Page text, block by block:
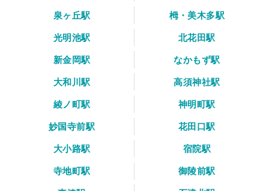
泉ヶ丘駅
栂・美木多駅
光明池駅
北花田駅
新金岡駅
なかもず駅
大和川駅
高須神社駅
綾ノ町駅
神明町駅
妙国寺前駅
花田口駅
大小路駅
宿院駅
寺地町駅
御陵前駅